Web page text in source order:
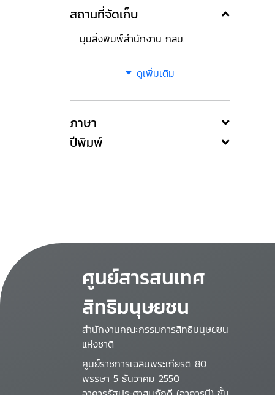
สถานที่จัดเก็บ
มุมสิ่งพิมพ์สำนักงาน กสม.
ดูเพิ่มเติม
ภาษา
ปีพิมพ์
ศูนย์สารสนเทศ
สิทธิมนุษยชน
สำนักงานคณะกรรมการสิทธิมนุษยชน
แห่งชาติ
ศูนย์ราชการเฉลิมพระเกียรติ 80
พรรษา 5 ธันวาคม 2550